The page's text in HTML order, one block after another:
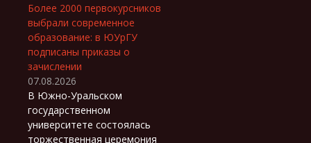
Более 2000 первокурсников
выбрали современное
образование: в ЮУрГУ
подписаны приказы о
зачислении
07.08.2026
В Южно-Уральском
государственном
университете состоялась
торжественная церемония